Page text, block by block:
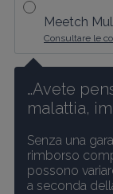
Meetch
Consultare le
…Avete
malattia,
Senza una
rimborso
possono
a seconda